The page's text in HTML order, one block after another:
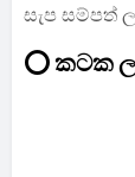
සැප සම්පත්
⭕ කටක